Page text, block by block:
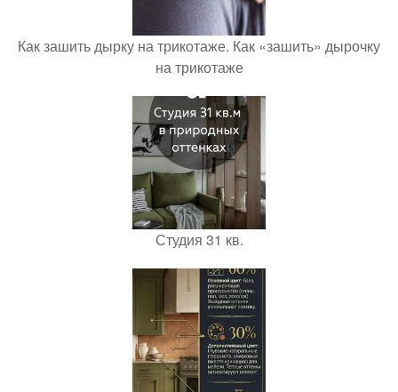
Как зашить дырку на трикотаже. Как «зашить» дырочку
на трикотаже
Студия 31 кв.